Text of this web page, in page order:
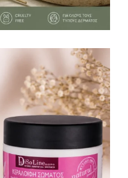
250ml
σώματος
(+35€)!